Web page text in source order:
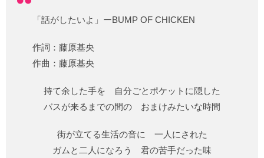
「話がしたいよ」ーBUMP OF CHICKEN
作詞：藤原基央
作曲：藤原基央
持て余した手を 自分ごとポケットに隠した
バスが来るまでの間の おまけみたいな時間
街が立てる生活の音に 一人にされた
ガムと二人になろう 君の苦手だった味